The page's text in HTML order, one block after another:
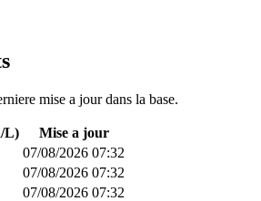
mise a jour dans la base.
L)
Mise a jour
07/08/2026 07:32
07/08/2026 07:32
07/08/2026 07:32